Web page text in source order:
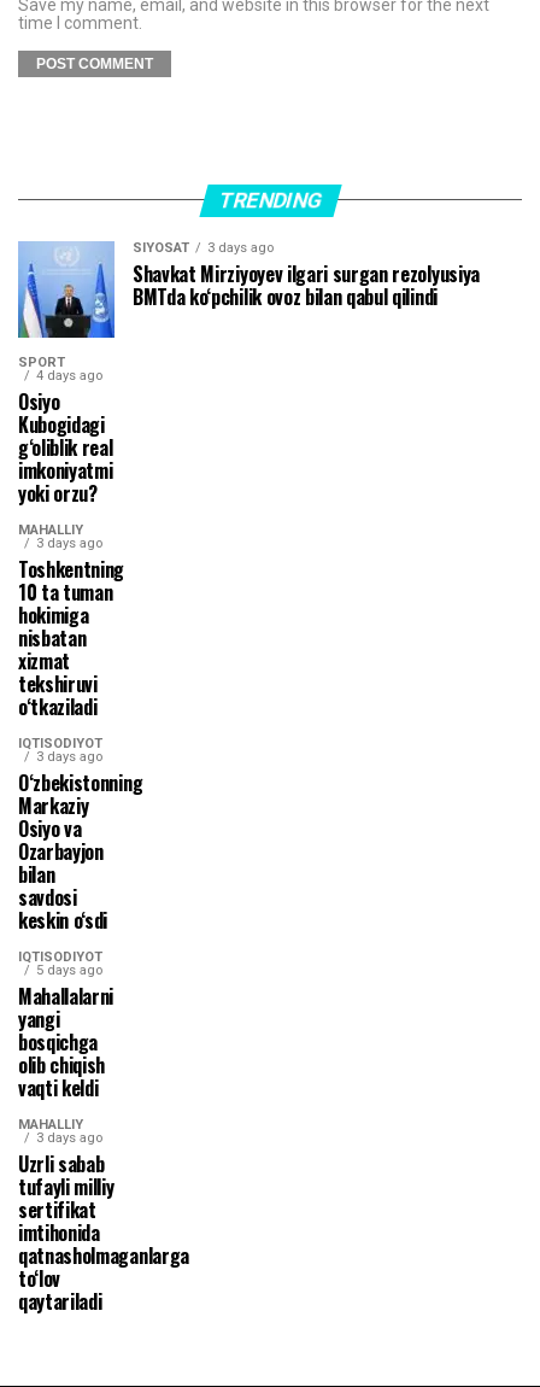
Save my name, email, and website in this browser for the next
time I comment.
TRENDING
SIYOSAT 3 days ago
Shavkat Mirziyoyev ilgari surgan rezolyusiya
BMTda ko‘pchilik ovoz bilan qabul qilindi
SPORT
4 days ago
Osiyo
Kubogidagi
g‘oliblik real
imkoniyatmi
yoki orzu?
MAHALLIY
3 days ago
Toshkentning
10 ta tuman
hokimiga
nisbatan
xizmat
tekshiruvi
o‘tkaziladi
IQTISODIYOT
3 days ago
O‘zbekistonning
Markaziy
Osiyo va
Ozarbayjon
bilan
savdosi
keskin o‘sdi
IQTISODIYOT
5 days ago
Mahallalarni
yangi
bosqichga
olib chiqish
vaqti keldi
MAHALLIY
3 days ago
Uzrli sabab
tufayli milliy
sertifikat
imtihonida
qatnasholmaganlarga
to‘lov
qaytariladi